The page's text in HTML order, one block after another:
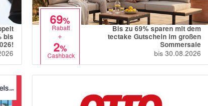
bis
69%
Rabatt
+
2%
Cashback
Bis zu 69% sparen mit dem
tectake Gutschein im großen
Sommersale
bis 30.08.2026